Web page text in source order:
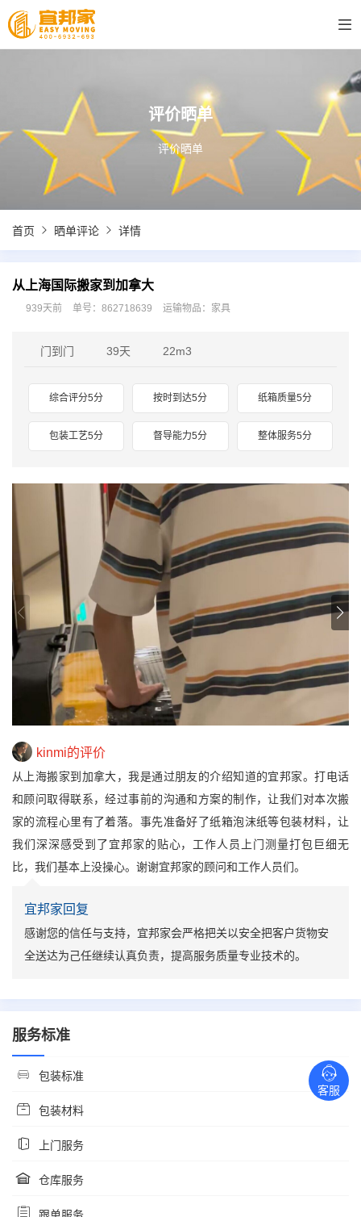
评价晒单
评价晒单
首页 晒单评论 详情
从上海国际搬家到加拿大
939天前 单号：862718639 运输物品：家具
门到门 39天 22m3
综合评分5分 按时到达5分 纸箱质量5分
包装工艺5分 督导能力5分 整体服务5分
kinmi的评价
从上海搬家到加拿大，我是通过朋友的介绍知道的宜邦家。打电话
和顾问取得联系，经过事前的沟通和方案的制作，让我们对本次搬
家的流程心里有了着落。事先准备好了纸箱泡沫纸等包装材料，让
我们深深感受到了宜邦家的贴心，工作人员上门测量打包巨细无
比，我们基本上没操心。谢谢宜邦家的顾问和工作人员们。
宜邦家回复
感谢您的信任与支持，宜邦家会严格把关以安全把客户货物安
全送达为己任继续认真负责，提高服务质量专业技术的。
服务标准
包装标准
包装材料
上门服务
仓库服务
客服